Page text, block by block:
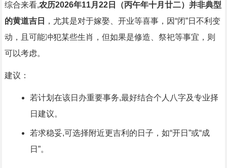
综合来看,农历2026年11月22日（丙午年十月廿二）并非典型
的黄道吉日
，尤其是对于嫁娶、开业等喜事，因“闭”日不利变
动，且可能冲犯某些生肖，但如果是修造、祭祀等事宜，则
可以考虑。
建议：
若计划在该日办重要事务,最好结合个人八字及专业择
日建议。
若求稳妥,可选择附近更吉利的日子，如“开日”或“成
日”。